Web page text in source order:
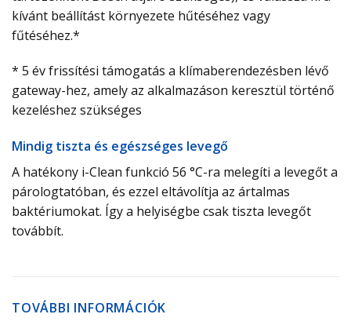
kívánt beállítást környezete hűtéséhez vagy
fűtéséhez.*
* 5 év frissítési támogatás a klímaberendezésben lévő
gateway-hez, amely az alkalmazáson keresztül történő
kezeléshez szükséges
Mindig tiszta és egészséges levegő
A hatékony i-Clean funkció 56 °C-ra melegíti a levegőt a
párologtatóban, és ezzel eltávolítja az ártalmas
baktériumokat. Így a helyiségbe csak tiszta levegőt
továbbít.
TOVÁBBI INFORMÁCIÓK